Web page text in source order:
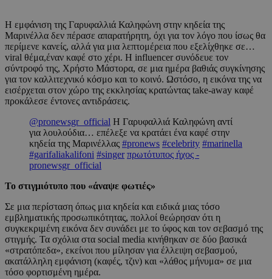
Η εμφάνιση της Γαρυφαλλιά Καληφώνη στην κηδεία της
Μαρινέλλα δεν πέρασε απαρατήρητη, όχι για τον λόγο που ίσως θα
περίμενε κανείς, αλλά για μια λεπτομέρεια που εξελίχθηκε σε…
viral θέμα,έναν καφέ στο χέρι. Η influencer συνόδευε τον
σύντροφό της, Χρήστο Μάστορα, σε μια ημέρα βαθιάς συγκίνησης
για τον καλλιτεχνικό κόσμο και το κοινό. Ωστόσο, η εικόνα της να
εισέρχεται στον χώρο της εκκλησίας κρατώντας take-away καφέ
προκάλεσε έντονες αντιδράσεις.
@pronewsgr_official Η Γαρυφαλλιά Καληφώνη αντί
για λουλούδια… επέλεξε να κρατάει ένα καφέ στην
κηδεία της Μαρινέλλας #pronews #celebrity #marinella
#garifaliakalifoni #singer πρωτότυπος ήχος -
pronewsgr_official
Το στιγμιότυπο που «άναψε φωτιές»
Σε μια περίσταση όπως μια κηδεία και ειδικά μιας τόσο
εμβληματικής προσωπικότητας, πολλοί θεώρησαν ότι η
συγκεκριμένη εικόνα δεν συνάδει με το ύφος και τον σεβασμό της
στιγμής. Τα σχόλια στα social media κινήθηκαν σε δύο βασικά
«στρατόπεδα», εκείνοι που μίλησαν για έλλειψη σεβασμού,
ακατάλληλη εμφάνιση (καφές, τζιν) και «λάθος μήνυμα» σε μια
τόσο φορτισμένη ημέρα.